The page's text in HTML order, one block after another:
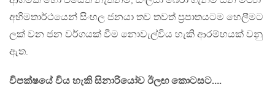
අභිමතාර්ථයෙන් සිංහල ජනයා තව තවත් ප්‍රපාතයටම හෙලීමට
ලක් වන ජන වර්ගයක් වීම නොවැල්විය හැකි ආරම්භයක් වනු
ඇත.
විපක්ෂයේ විය හැකි සිනාරියෝව ඊලඟ කොටසට….